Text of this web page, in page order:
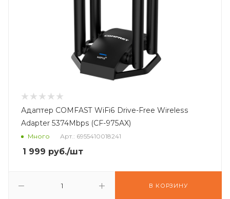
Адаптер COMFAST WiFi6 Drive-Free Wireless
Adapter 5374Mbps (CF-975AX)
Много Арт.: 6955410018241
1 999 руб./шт
В КОРЗИНУ